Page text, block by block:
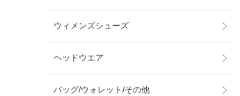
ウィメンズシューズ
ヘッドウエア
バッグ/ウォレット/その他